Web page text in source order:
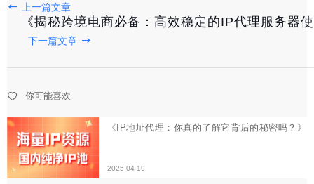
上一篇文章
《揭秘跨境电商必备：高效稳定的IP代理服务器
下一篇文章
你可能喜欢
《IP地址代理：你真的了解它背后的秘密吗？》
2025-04-19
《买IP节点前，你真的了解这些坑吗？》